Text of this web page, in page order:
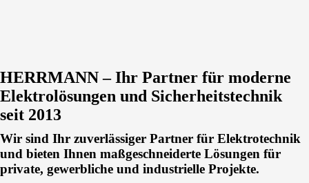
HERRMANN – Ihr Partner für moderne
Elektrolösungen und Sicherheitstechnik
seit 2013
Wir sind Ihr zuverlässiger Partner für Elektrotechnik
und bieten Ihnen maßgeschneiderte Lösungen für
private, gewerbliche und industrielle Projekte.